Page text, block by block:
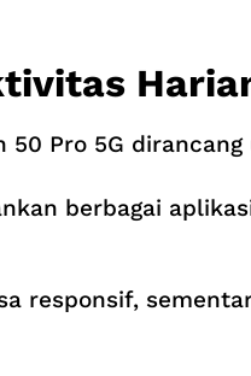
50 Pro 5G
berbagai
responsif,